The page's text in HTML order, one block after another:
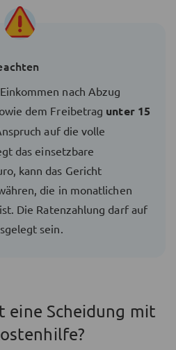
nach Abzug
dem Freibetrag unter 15
auf die volle
das einsetzbare
kann das Gericht
die in monatlichen
Die Ratenzahlung darf auf
sein.
eine Scheidung mit